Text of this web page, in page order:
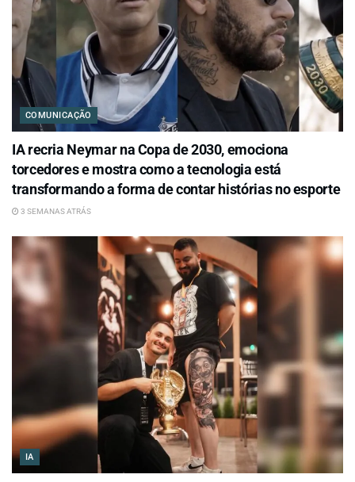
COMUNICAÇÃO
IA recria Neymar na Copa de 2030, emociona
torcedores e mostra como a tecnologia está
transformando a forma de contar histórias no esporte
3 SEMANAS ATRÁS
IA